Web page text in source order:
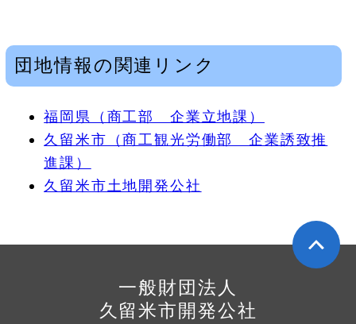
団地情報の関連リンク
福岡県（商工部 企業立地課）
久留米市（商工観光労働部 企業誘致推
進課）
久留米市土地開発公社
一般財団法人
久留米市開発公社